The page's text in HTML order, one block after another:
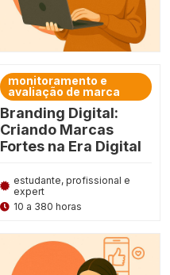
monitoramento e
avaliação de marca
Branding Digital:
Criando Marcas
Fortes na Era Digital
estudante, profissional e
expert
10 a 380 horas